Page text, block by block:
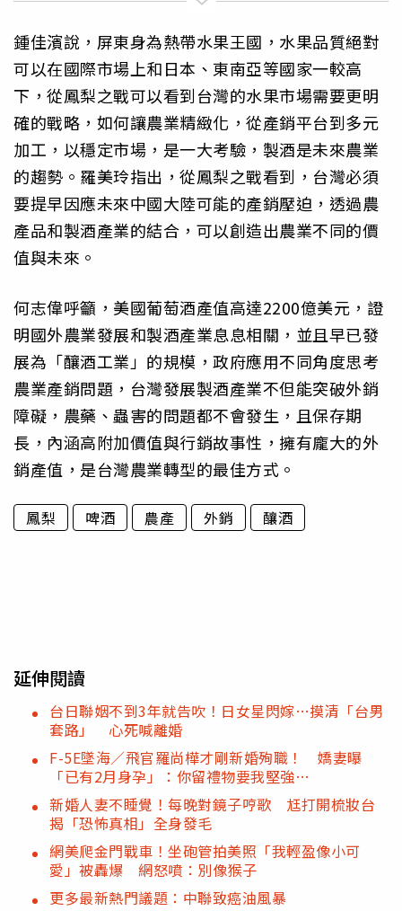
鍾佳濱說，屏東身為熱帶水果王國，水果品質絕對
可以在國際市場上和日本、東南亞等國家一較高
下，從鳳梨之戰可以看到台灣的水果市場需要更明
確的戰略，如何讓農業精緻化，從產銷平台到多元
加工，以穩定市場，是一大考驗，製酒是未來農業
的趨勢。羅美玲指出，從鳳梨之戰看到，台灣必須
要提早因應未來中國大陸可能的產銷壓迫，透過農
產品和製酒產業的結合，可以創造出農業不同的價
值與未來。
何志偉呼籲，美國葡萄酒產值高達2200億美元，證
明國外農業發展和製酒產業息息相關，並且早已發
展為「釀酒工業」的規模，政府應用不同角度思考
農業產銷問題，台灣發展製酒產業不但能突破外銷
障礙，農藥、蟲害的問題都不會發生，且保存期
長，內涵高附加價值與行銷故事性，擁有龐大的外
銷產值，是台灣農業轉型的最佳方式。
鳳梨 啤酒 農產 外銷 釀酒
延伸閱讀
台日聯姻不到3年就告吹！日女星閃嫁…摸清「台男
套路」 心死喊離婚
F-5E墜海／飛官羅尚樺才剛新婚殉職！ 嬌妻曝
「已有2月身孕」：你留禮物要我堅強…
新婚人妻不睡覺！每晚對鏡子哼歌 尪打開梳妝台
揭「恐怖真相」全身發毛
網美爬金門戰車！坐砲管拍美照「我輕盈像小可
愛」被轟爆 網怒噴：別像猴子
更多最新熱門議題：中聯致癌油風暴